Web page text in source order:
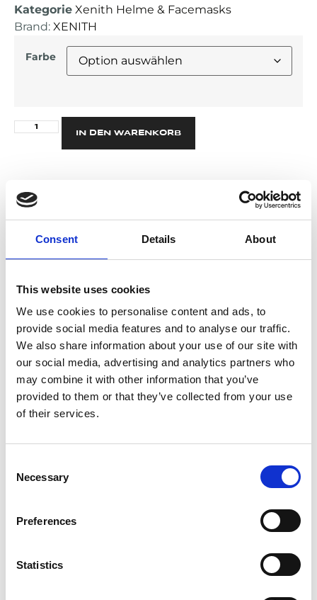
Consent Details About
This website uses cookies
We use cookies to personalise content and ads, to
provide social media features and to analyse our traffic.
We also share information about your use of our site with
our social media, advertising and analytics partners who
may combine it with other information that you’ve
provided to them or that they’ve collected from your use
of their services.
Selection
Necessary
Preferences
Statistics
Kategorie Xenith Helme & Facemasks
Brand: XENITH
Farbe
IN DEN WARENKORB
BESCHREIBUNG
erfahrene Spieler: Quarterbacks, Running
Backs, Wide Receivers und Defensive Backs
allen Xenith-Helmen